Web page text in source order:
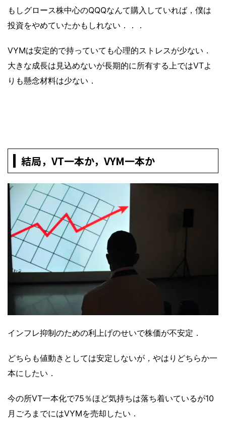
もしグロース株中心のQQQなんて購入していれば，僕は
投資をやめていたかもしれない．．．
VYMは安定的で持っていても心理的ストレスが少ない．
大きな成長は見込めないが長期的に所有する上ではVTよ
りも懸念材料は少ない．
結局，VT一本か，VYM一本か
インフレ抑制のための利上げのせいで株価が不安定．
どちらも値動きとしては安定しないが，やはりどちらか一
本にしたい．
今の所VT一本化で75％ほど気持ちは落ち着いているが10
月ごろまでにはVYMを売却したい．